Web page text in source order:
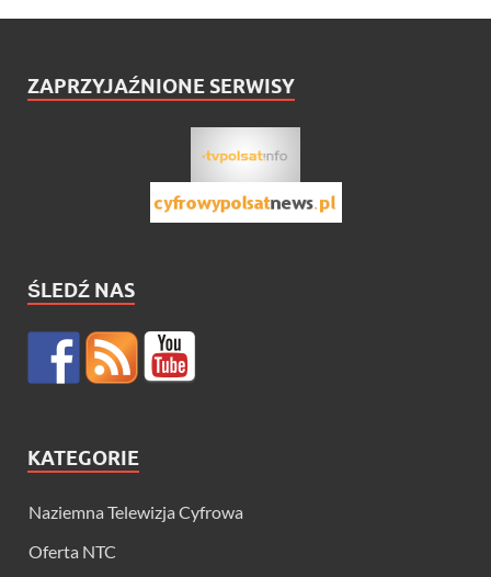
ZAPRZYJAŹNIONE SERWISY
ŚLEDŹ NAS
KATEGORIE
Naziemna Telewizja Cyfrowa
Oferta NTC